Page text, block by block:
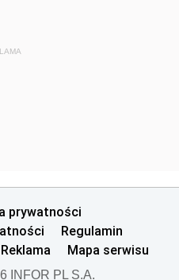
prywatności
Regulamin
Reklama Mapa serwisu
INFOR PL S.A.